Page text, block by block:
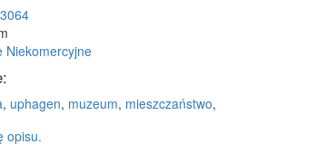
Niekomercyjne
, uphagen, muzeum, mieszczaństwo,
opisu.